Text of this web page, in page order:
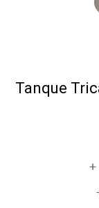
Tanque
Varios